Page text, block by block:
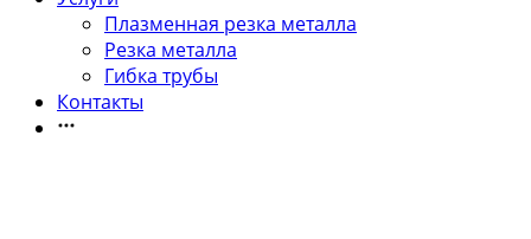
Плазменная резка металла
Резка металла
Гибка трубы
Контакты